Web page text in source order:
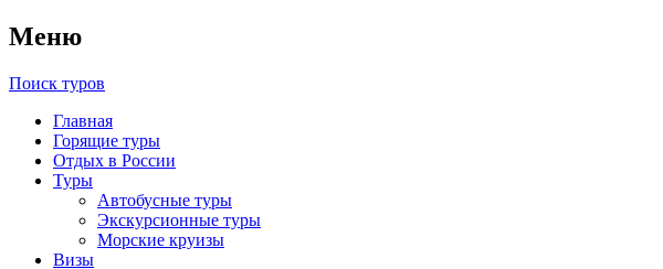
Меню
Поиск туров
Главная
Горящие туры
Отдых в России
Туры
Автобусные туры
Экскурсионные туры
Морские круизы
Визы